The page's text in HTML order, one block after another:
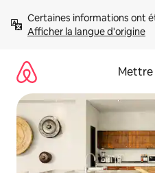
directement
Afficher la langue d'origine
Mettre